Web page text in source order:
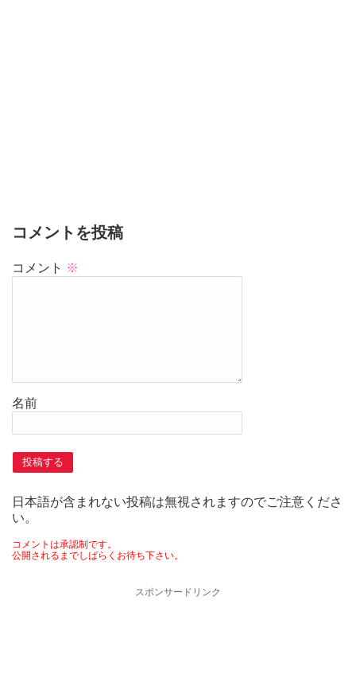
コメントを投稿
コメント ※
名前
日本語が含まれない投稿は無視されますのでご注意くださ
い。
コメントは承認制です。
公開されるまでしばらくお待ち下さい。
スポンサードリンク